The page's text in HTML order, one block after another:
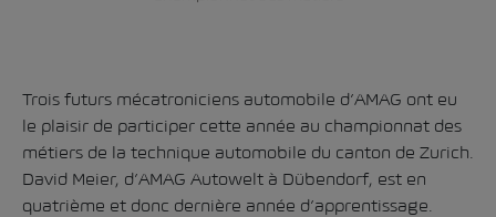
Trois futurs mécatroniciens automobile d’AMAG ont eu
le plaisir de participer cette année au championnat des
métiers de la technique automobile du canton de Zurich.
David Meier, d’AMAG Autowelt à Dübendorf, est en
quatrième et donc dernière année d’apprentissage.